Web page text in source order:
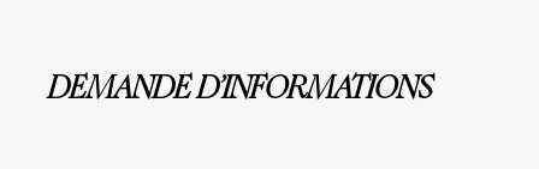
DEMANDE D’INFORMATIONS